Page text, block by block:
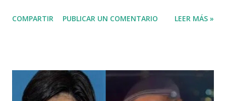
identificado o apodado con el nombre de Blanke hacia el tío
degollados y luego descuartizados a machete por este
haitiano asesino y criminal, además de muchos otros
COMPARTIR PUBLICAR UN COMENTARIO LEER MÁS »